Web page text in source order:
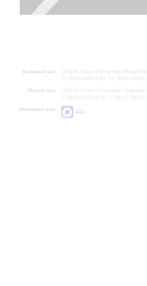
Большой зал:
191186, Санкт-Петербург,
+7 (812) 240-01-00, +7 (812) 240-
Малый зал:
191011, Санкт-Петербург, Невский
+7 (812) 240-01-00, +7 (812) 240-
Напишите нам:
MAX